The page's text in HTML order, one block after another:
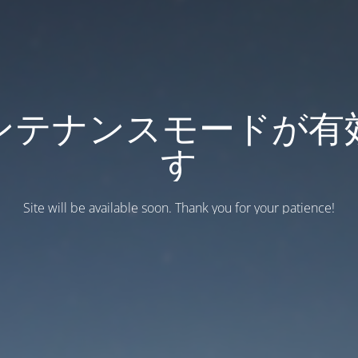
テナンスモードが有
す
Site will be available soon. Thank you for your patience!